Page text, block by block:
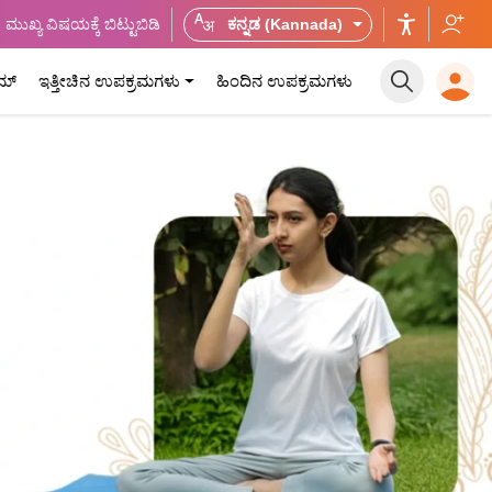
ಮುಖ್ಯ ವಿಷಯಕ್ಕೆ ಬಿಟ್ಟುಬಿಡಿ ಕನ್ನಡ (Kannada)
ಇತ್ತೀಚಿನ ಉಪಕ್ರಮಗಳು ಹಿಂದಿನ ಉಪಕ್ರಮಗಳು